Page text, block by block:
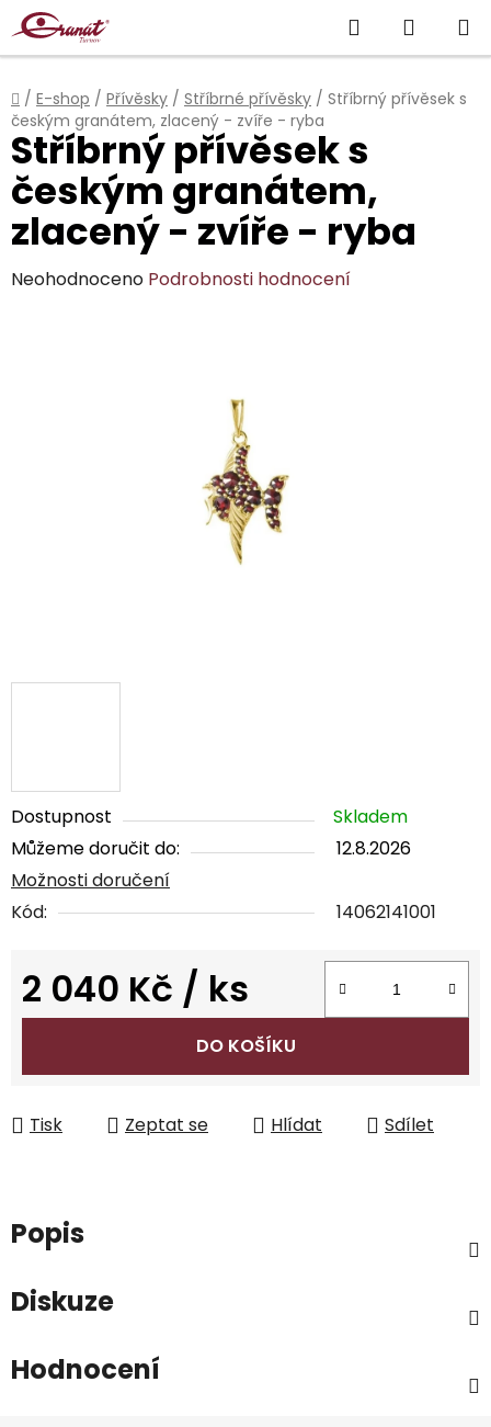
Přejít
na
obsah
Hledat
KOŠÍK
Domů
/ E-shop / Přívěsky / Stříbrné přívěsky / Stříbrný přívěsek s
českým granátem, zlacený - zvíře - ryba
Dostupnost
Skladem
Můžeme doručit do:
12.8.2026
Možnosti doručení
Kód:
14062141001
2 040 Kč / ks
Měrná cena:
DO KOŠÍKU
Tisk Zeptat se Hlídat Sdílet
Stříbrný přívěsek s
českým granátem,
zlacený - zvíře - ryba
Průměrné
Neohodnoceno Podrobnosti hodnocení
Popis
Diskuze
Hodnocení